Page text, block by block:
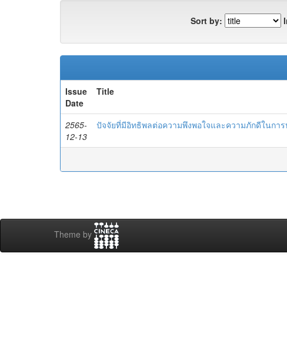
Sort by:
Issue
Date
Title
2565-
12-13
ปัจจัยที่มีอิทธิพลต่อความพึงพอใจและความภักดีในกา
Theme by